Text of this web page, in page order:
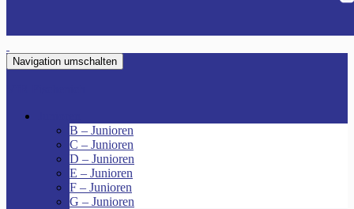
Navigation umschalten
B – Junioren
C – Junioren
D – Junioren
E – Junioren
F – Junioren
G – Junioren